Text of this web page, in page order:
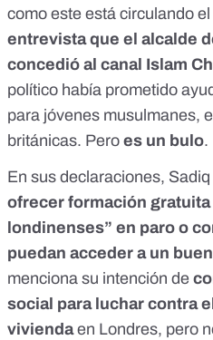
como este está circulando el
entrevistaque el alcalde
concedió al canal Islam
político había prometido
para jóvenes musulmanes,
británicas. Pero es un bulo.
En sus declaraciones,
ofrecer formación
londinenses” en paro o
puedan acceder a un
menciona su intención de
social para luchar contra
viviendaen Londres, pero